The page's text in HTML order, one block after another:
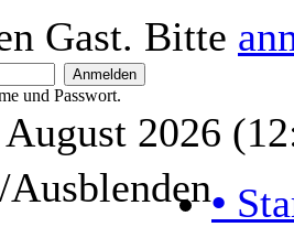
Gast. Bitte
und Passwort.
2026
•